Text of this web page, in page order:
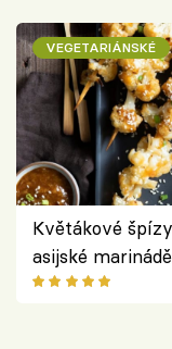
VEGETARIÁNSKÉ
Květákové
asijské
chuťovka z grilu